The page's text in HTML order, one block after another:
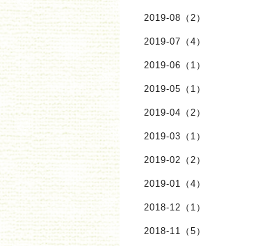
2019-08（2）
2019-07（4）
2019-06（1）
2019-05（1）
2019-04（2）
2019-03（1）
2019-02（2）
2019-01（4）
2018-12（1）
2018-11（5）